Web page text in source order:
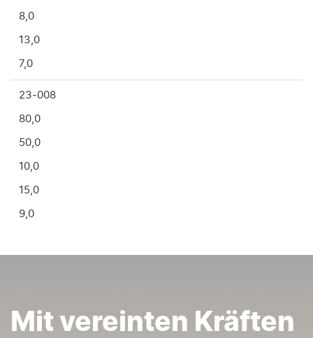
8,0
13,0
7,0
23-008
80,0
50,0
10,0
15,0
9,0
Mit vereinten Kräften